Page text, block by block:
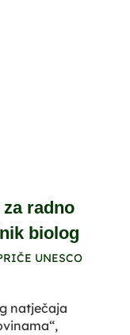
radno
biolog
UNESCO
natječaja